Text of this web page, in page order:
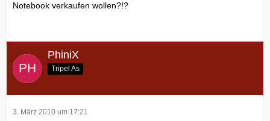
Notebook verkaufen wollen?!?
PhiniX
Tripel As
3. März 2010 um 17:21